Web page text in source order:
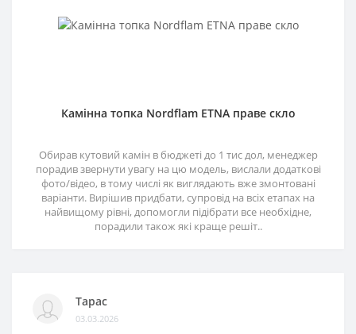
Камінна топка Nordflam ETNA праве скло
Обирав кутовий камін в бюджеті до 1 тис дол, менеджер
порадив звернути увагу на цю модель, вислали додаткові
фото/відео, в тому числі як виглядають вже змонтовані
варіанти. Вирішив придбати, супровід на всіх етапах на
найвищому рівні, допомогли підібрати все необхідне,
порадили також які краще решіт..
Тарас
03.03.2026